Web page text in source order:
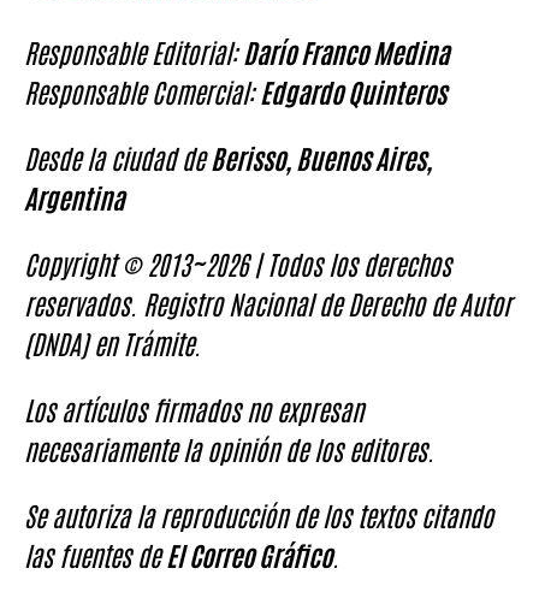
Responsable Editorial:Darío Franco Medina
Responsable Comercial:Edgardo Quinteros
Desde la ciudad deBerisso, Buenos Aires,
Argentina
Copyright © 2013~2026 | Todos los derechos
reservados. Registro Nacional de Derecho de Autor
(DNDA) en Trámite.
Los artículos firmados no expresan
necesariamente la opinión de los editores.
Se autoriza la reproducción de los textos citando
las fuentes deEl Correo Gráfico.